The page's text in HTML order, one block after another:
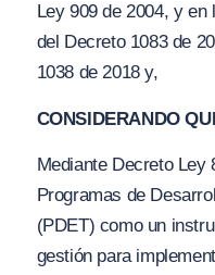
Ley 909 de 2004, y
del Decreto 1083 de
1038 de 2018 y,
CONSIDERANDO
Mediante Decreto Ley
Programas de
(PDET) como un
gestión para